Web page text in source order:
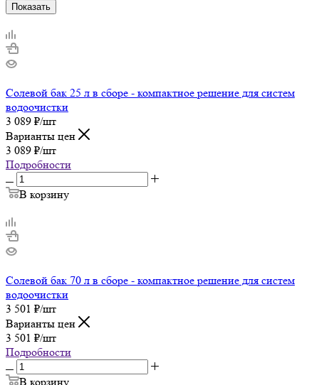
Показать
Солевой бак 25 л в сборе - компактное решение для систем
водоочистки
3 089 ₽/шт
Варианты цен
3 089 ₽/шт
Подробности
В корзину
Солевой бак 70 л в сборе - компактное решение для систем
водоочистки
3 501 ₽/шт
Варианты цен
3 501 ₽/шт
Подробности
В корзину